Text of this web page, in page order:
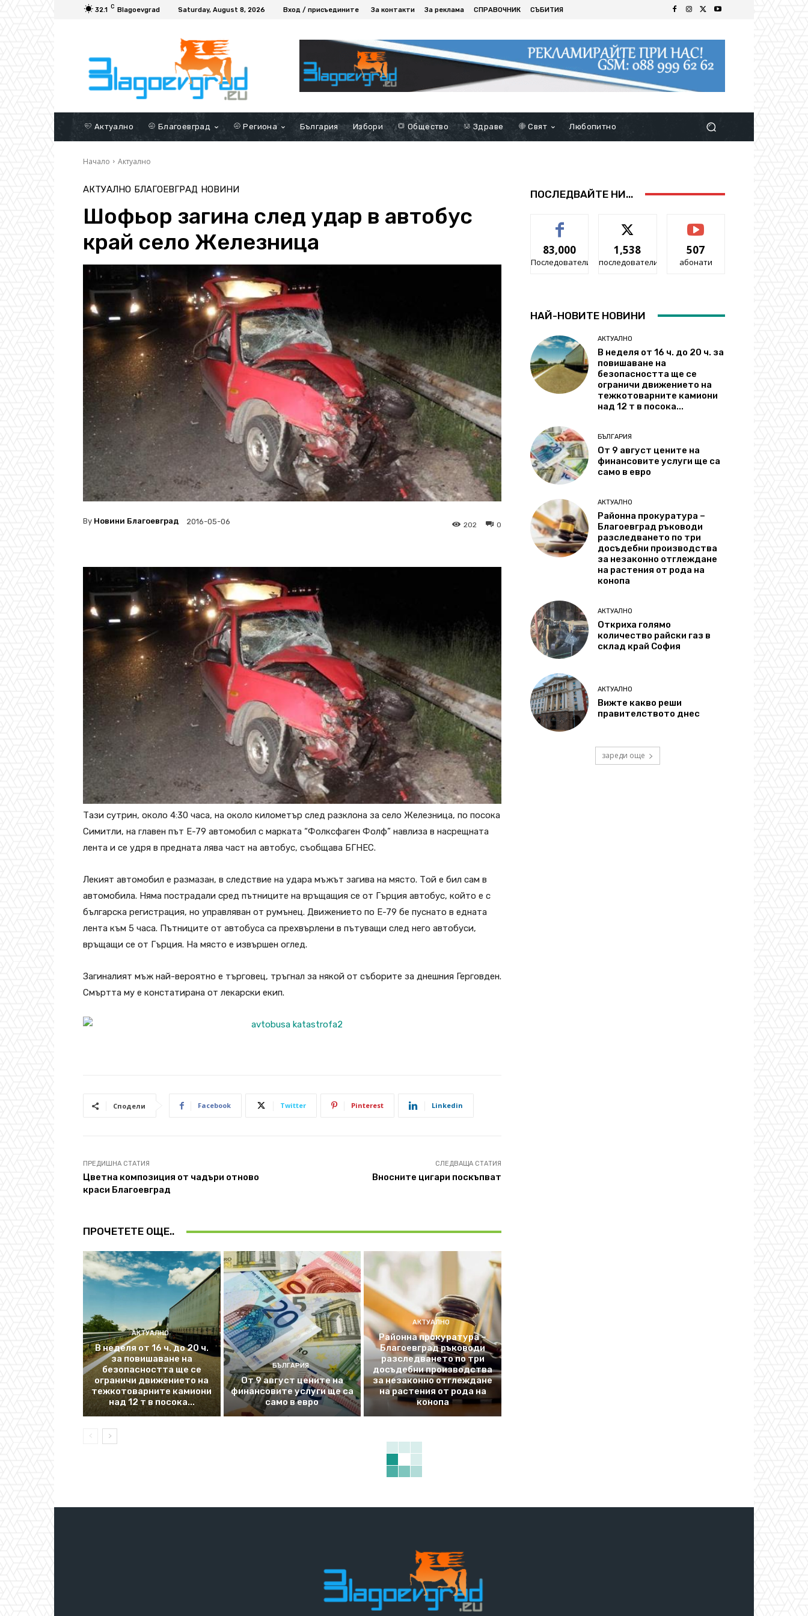
32.1 C Blagoevgrad Saturday, August 8, 2026 Вход / присъедините За контакти За реклама СПРАВОЧНИК СЪБИТИЯ
Актуално Благоевград Региона България Избори Общество Здраве Свят Любопитно
Начало Актуално
АКТУАЛНО БЛАГОЕВГРАД НОВИНИ
Шофьор загина след удар в автобус
край село Железница
By Новини Благоевград 2016-05-06 0
202
Тази сутрин, около 4:30 часа, на около километър след разклона за село Железница, по посока
Симитли, на главен път E-79 автомобил с марката “Фолксфаген Фолф” навлиза в насрещната
лента и се удря в предната лява част на автобус, съобщава БГНЕС.
Лекият автомобил е размазан, в следствие на удара мъжът загива на място. Той е бил сам в
автомобила. Няма пострадали сред пътниците на връщащия се от Гърция автобус, който е с
българска регистрация, но управляван от румънец. Движението по Е-79 бе пуснато в едната
лента към 5 часа. Пътниците от автобуса са прехвърлени в пътуващи след него автобуси,
връщащи се от Гърция. На място е извършен оглед.
Загиналият мъж най-вероятно е търговец, тръгнал за някой от съборите за днешния Герговден.
Смъртта му е констатирана от лекарски екип.
Сподели Facebook Twitter Pinterest Linkedin
ПРЕДИШНА СТАТИЯ
Цветна композиция от чадъри отново
краси Благоевград
СЛЕДВАЩА СТАТИЯ
Вносните цигари поскъпват
ПРОЧЕТЕТЕ ОЩЕ..
АКТУАЛНО
В неделя от 16 ч. до 20 ч.
за повишаване на
безопасността ще се
ограничи движението на
тежкотоварните камиони
над 12 т в посока...
БЪЛГАРИЯ
От 9 август цените на
финансовите услуги ще са
само в евро
АКТУАЛНО
Районна прокуратура –
Благоевград ръководи
разследването по три
досъдебни производства
за незаконно отглеждане
на растения от рода на
конопа
ПОСЛЕДВАЙТЕ НИ...
83,000
Последователи
1,538
последователи
507
абонати
НАЙ-НОВИТЕ НОВИНИ
АКТУАЛНО
В неделя от 16 ч. до 20 ч. за
повишаване на
безопасността ще се
ограничи движението на
тежкотоварните камиони
над 12 т в посока...
БЪЛГАРИЯ
От 9 август цените на
финансовите услуги ще са
само в евро
АКТУАЛНО
Районна прокуратура –
Благоевград ръководи
разследването по три
досъдебни производства
за незаконно отглеждане
на растения от рода на
конопа
АКТУАЛНО
Откриха голямо
количество райски газ в
склад край София
АКТУАЛНО
Вижте какво реши
правителството днес
зареди още